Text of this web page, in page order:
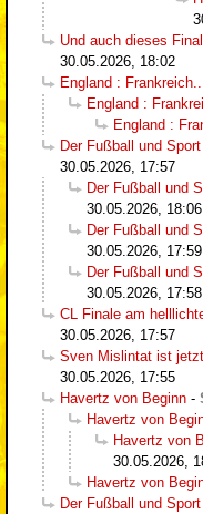
Und auch dieses
30.05.2026, 18:02
England : Frankreich...
England :
England :
Der Fußball und
30.05.2026, 17:57
Der Fußball und
30.05.2026, 18:06
Der Fußball und
30.05.2026, 17:59
Der Fußball und
30.05.2026, 17:58
CL Finale am
30.05.2026, 17:57
Sven Mislintat ist
30.05.2026, 17:55
Havertz von Beginn -
Havertz von
Havertz von
30.05.2026,
Havertz von
Der Fußball und